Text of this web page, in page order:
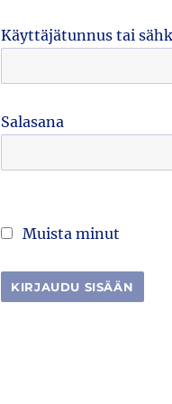
Käyttäjätunnus tai
Salasana
Muista minut